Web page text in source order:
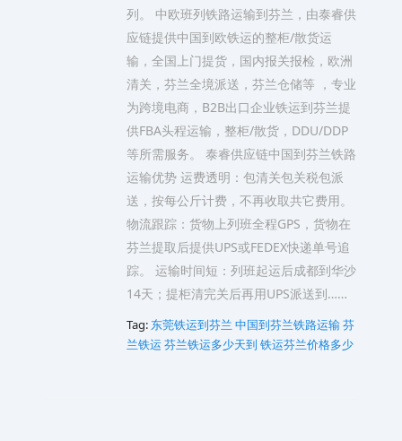
列。 中欧班列铁路运输到芬兰，由泰睿供
应链提供中国到欧铁运的整柜/散货运
输，全国上门提货，国内报关报检，欧洲
清关，芬兰全境派送，芬兰仓储等 ，专业
为跨境电商，B2B出口企业铁运到芬兰提
供FBA头程运输，整柜/散货，DDU/DDP
等所需服务。 泰睿供应链中国到芬兰铁路
运输优势 运费透明：包清关包关税包派
送，按每公斤计费，不再收取共它费用。
物流跟踪：货物上列班全程GPS，货物在
芬兰提取后提供UPS或FEDEX快递单号追
踪。 运输时间短：列班起运后成都到华沙
14天；提柜清完关后再用UPS派送到……
Tag: 东莞铁运到芬兰 中国到芬兰铁路运输芬
兰铁运芬兰铁运多少天到 铁运芬兰价格多少